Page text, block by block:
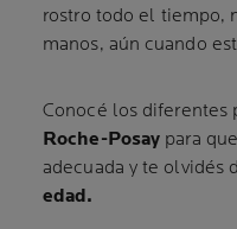
rostro todo el tiempo,
manos, aún cuando
Conocé los diferentes
Roche-Posay para
adecuada y te olvidés
edad.